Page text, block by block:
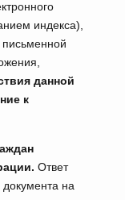
индекса),
данной
к
Ответ
на